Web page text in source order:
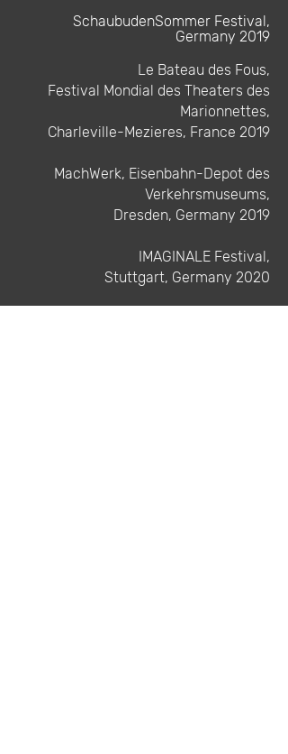
SchaubudenSommer Festival,
Germany 2019
Le Bateau des Fous,
Festival Mondial des Theaters des
Marionnettes,
Charleville-Mezieres, France 2019
MachWerk, Eisenbahn-Depot des
Verkehrsmuseums,
Dresden, Germany 2019
IMAGINALE Festival,
Stuttgart, Germany 2020